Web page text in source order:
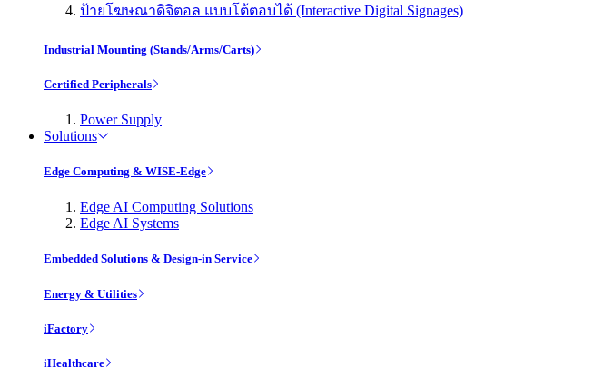
ป้ายโฆษณาดิจิตอล แบบโต้ตอบได้ (Interactive Digital Signages)
Industrial Mounting (Stands/Arms/Carts)
Certified Peripherals
Power Supply
Solutions
Edge Computing & WISE-Edge
Edge AI Computing Solutions
Edge AI Systems
Embedded Solutions & Design-in Service
Energy & Utilities
iFactory
iHealthcare